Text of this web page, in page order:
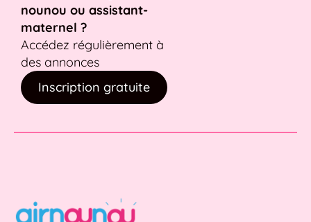
nounou ou assistant-
maternel ?
Accédez régulièrement à
des annonces
Inscription gratuite